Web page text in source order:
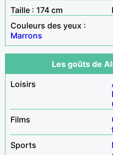
Taille : 174 cm
Couleurs des yeux :
Marrons
Les goûts de
Loisirs
Films
Sports